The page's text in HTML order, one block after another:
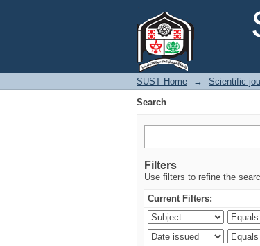
SUST Home → Scientific
Search
Filters
Use filters to refine the
Current Filters: